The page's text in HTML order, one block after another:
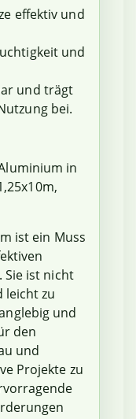
effektiv und
und
und trägt
bei.
in
ist ein Muss
Sie ist nicht
leicht zu
und
den
und
Projekte zu